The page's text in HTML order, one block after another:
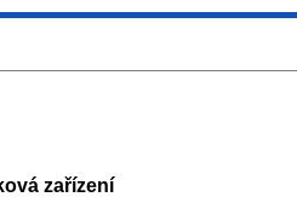
zařízení